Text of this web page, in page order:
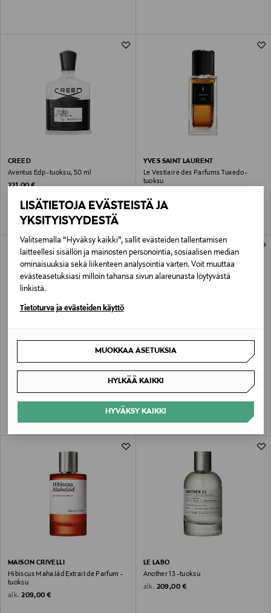
LISÄTIETOJA EVÄSTEISTÄ JA
YKSITYISYYDESTÄ
Valitsemalla “Hyväksy kaikki”, sallit evästeiden tallentamisen
laitteellesi sisällön ja mainosten personointia, sosiaalisen median
ominaisuuksia sekä liikenteen analysointia varten. Voit muuttaa
evästeasetuksiasi milloin tahansa sivun alareunasta löytyvästä
linkistä.
Tietoturva ja evästeiden käyttö
MUOKKAA ASETUKSIA
HYLKÄÄ KAIKKI
HYVÄKSY KAIKKI
CREED
Aventus Edp -tuoksu, 50 ml
Original Price
221,00 €
YVES SAINT LAURENT
Le Vestiaire des Parfums Tuxedo -
tuoksu
BYREDO
Bal d’Afrique Absolu -tuoksu
BYREDO
Mojave Ghost Absolu -tuoksu
Original Price
MAISON CRIVELLI
Hibiscus MahaJád Extrait de Parfum -
tuoksu
alk. Original Price
209,00 €
LE LABO
Another 13 -tuoksu
alk. Original Price
209,00 €